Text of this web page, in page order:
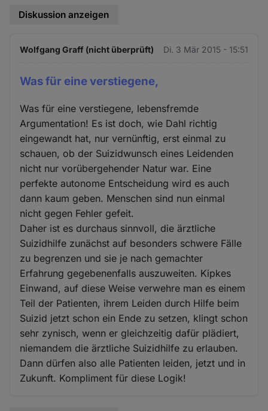
Diskussion anzeigen
Wolfgang Graff (nicht überprüft) Di. 3 Mär 2015 - 15:51
Was für eine verstiegene,
Was für eine verstiegene, lebensfremde
Argumentation! Es ist doch, wie Dahl richtig
eingewandt hat, nur vernünftig, erst einmal zu
schauen, ob der Suizidwunsch eines Leidenden
nicht nur vorübergehender Natur war. Eine
perfekte autonome Entscheidung wird es auch
dann kaum geben. Menschen sind nun einmal
nicht gegen Fehler gefeit.
Daher ist es durchaus sinnvoll, die ärztliche
Suizidhilfe zunächst auf besonders schwere Fälle
zu begrenzen und sie je nach gemachter
Erfahrung gegebenenfalls auszuweiten. Kipkes
Einwand, auf diese Weise verwehre man es einem
Teil der Patienten, ihrem Leiden durch Hilfe beim
Suizid jetzt schon ein Ende zu setzen, klingt schon
sehr zynisch, wenn er gleichzeitig dafür plädiert,
niemandem die ärztliche Suizidhilfe zu erlauben.
Dann dürfen also alle Patienten leiden, jetzt und in
Zukunft. Kompliment für diese Logik!